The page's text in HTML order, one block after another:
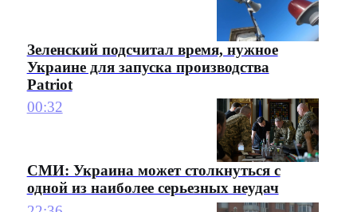
Зеленский подсчитал время, нужное
Украине для запуска производства
Patriot
00:32
СМИ: Украина может столкнуться с
одной из наиболее серьезных неудач